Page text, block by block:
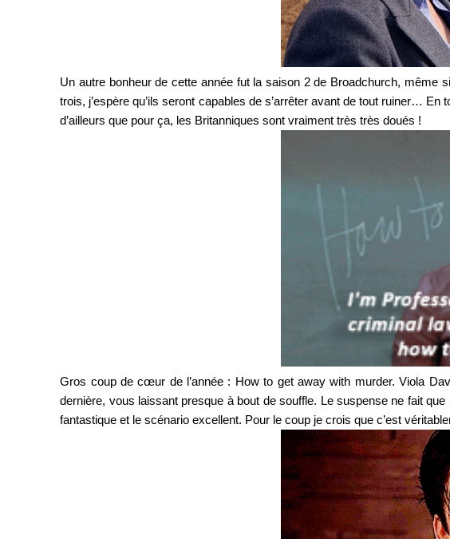
Un autre bonheur de cette année fut la saison 2 de Broadchurch, même
trois, j’espère qu’ils seront capables de s’arrêter avant de tout ruiner…
d’ailleurs que pour ça, les Britanniques sont vraiment très très doués !
Gros coup de cœur de l’année : How to get away with murder. Viola
dernière, vous laissant presque à bout de souffle. Le suspense ne fait
fantastique et le scénario excellent. Pour le coup je crois que c’est